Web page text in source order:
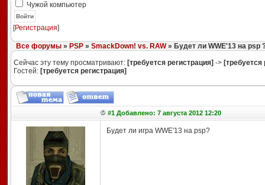
Чужой компьютер
Войти
[Регистрация]
Все форумы» PSP» SmackDown! vs. RAW» Будет ли WWE'13 на psp
Сейчас эту тему просматривают: [требуется регистрация] -> [требуется
Гостей: [требуется регистрация]
#1 Добавлено: 7 августа 2012 12:20
Будет ли игра WWE'13 на psp?